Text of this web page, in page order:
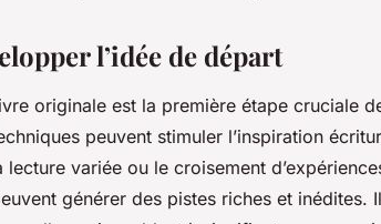
l’idée de départ
originale est la première étape cruciale
peuvent stimuler l’inspiration
variée ou le croisement
générer des pistes riches et inédites.